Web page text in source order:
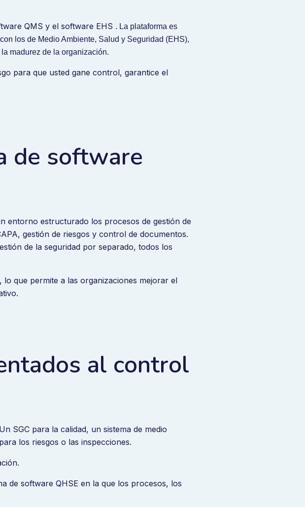
QMS y el software EHS . La plataforma es
los de Medio Ambiente, Salud y Seguridad (EHS),
madurez de la organización.
para que usted gane control, garantice el
de software
entorno estructurado los procesos de gestión de
gestión de riesgos y control de documentos.
de la seguridad por separado, todos los
que permite a las organizaciones mejorar el
al control
SGC para la calidad, un sistema de medio
los riesgos o las inspecciones.
de software QHSE en la que los procesos, los